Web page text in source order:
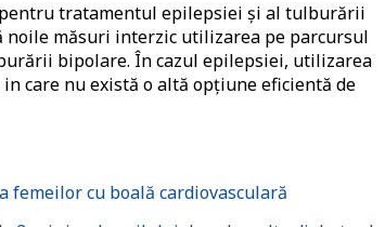
tratamentul epilepsiei și al tulburării
măsuri interzic utilizarea pe parcursul
bipolare. În cazul epilepsiei, utilizarea
care nu există o altă opțiune eficientă de
femeilor cu boală cardiovasculară